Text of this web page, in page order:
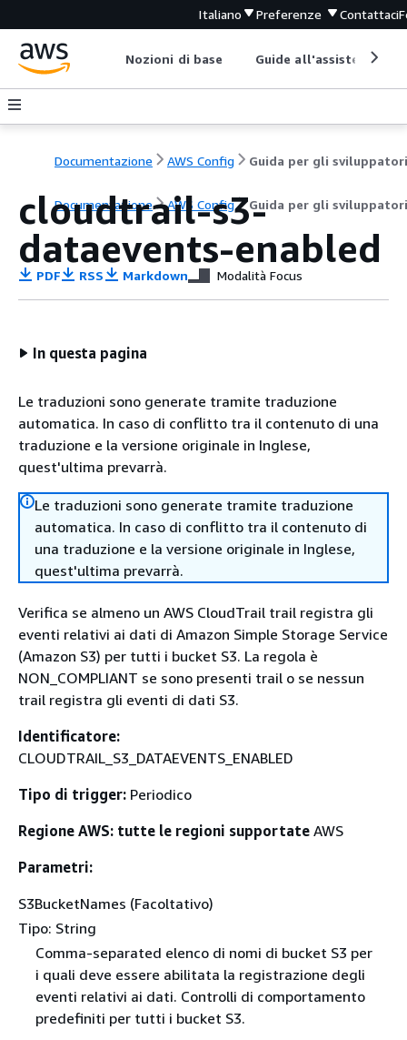
Italiano Preferenze Contattaci
Nozioni di base Guide all'assistenza
Documentazione AWS Config Guida per gli sviluppatori
Documentazione AWS Config Guida per gli sviluppatori
cloudtrail-s3-
dataevents-enabled
PDF RSS Markdown Modalità Focus
In questa pagina
Le traduzioni sono generate tramite traduzione
automatica. In caso di conflitto tra il contenuto di una
traduzione e la versione originale in Inglese,
quest'ultima prevarrà.
Le traduzioni sono generate tramite traduzione
automatica. In caso di conflitto tra il contenuto di
una traduzione e la versione originale in Inglese,
quest'ultima prevarrà.
Verifica se almeno un AWS CloudTrail trail registra gli
eventi relativi ai dati di Amazon Simple Storage Service
(Amazon S3) per tutti i bucket S3. La regola è
NON_COMPLIANT se sono presenti trail o se nessun
trail registra gli eventi di dati S3.
Identificatore:
CLOUDTRAIL_S3_DATAEVENTS_ENABLED
Tipo di trigger: Periodico
Regione AWS: tutte le regioni supportate AWS
Parametri:
S3BucketNames (Facoltativo)
Tipo: String
Comma-separated elenco di nomi di bucket S3 per
i quali deve essere abilitata la registrazione degli
eventi relativi ai dati. Controlli di comportamento
predefiniti per tutti i bucket S3.